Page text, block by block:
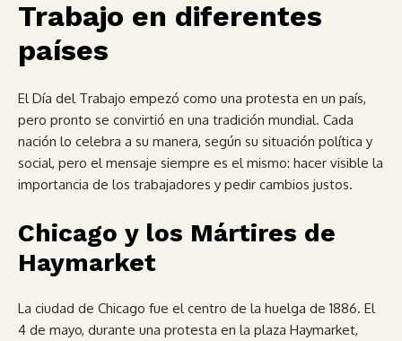
Trabajo en diferentes
países
El Día del Trabajo empezó como una protesta en un país,
pero pronto se convirtió en una tradición mundial. Cada
nación lo celebra a su manera, según su situación política y
social, pero el mensaje siempre es el mismo: hacer visible la
importancia de los trabajadores y pedir cambios justos.
Chicago y los Mártires de
Haymarket
La ciudad de Chicago fue el centro de la huelga de 1886. El
4 de mayo, durante una protesta en la plaza Haymarket,